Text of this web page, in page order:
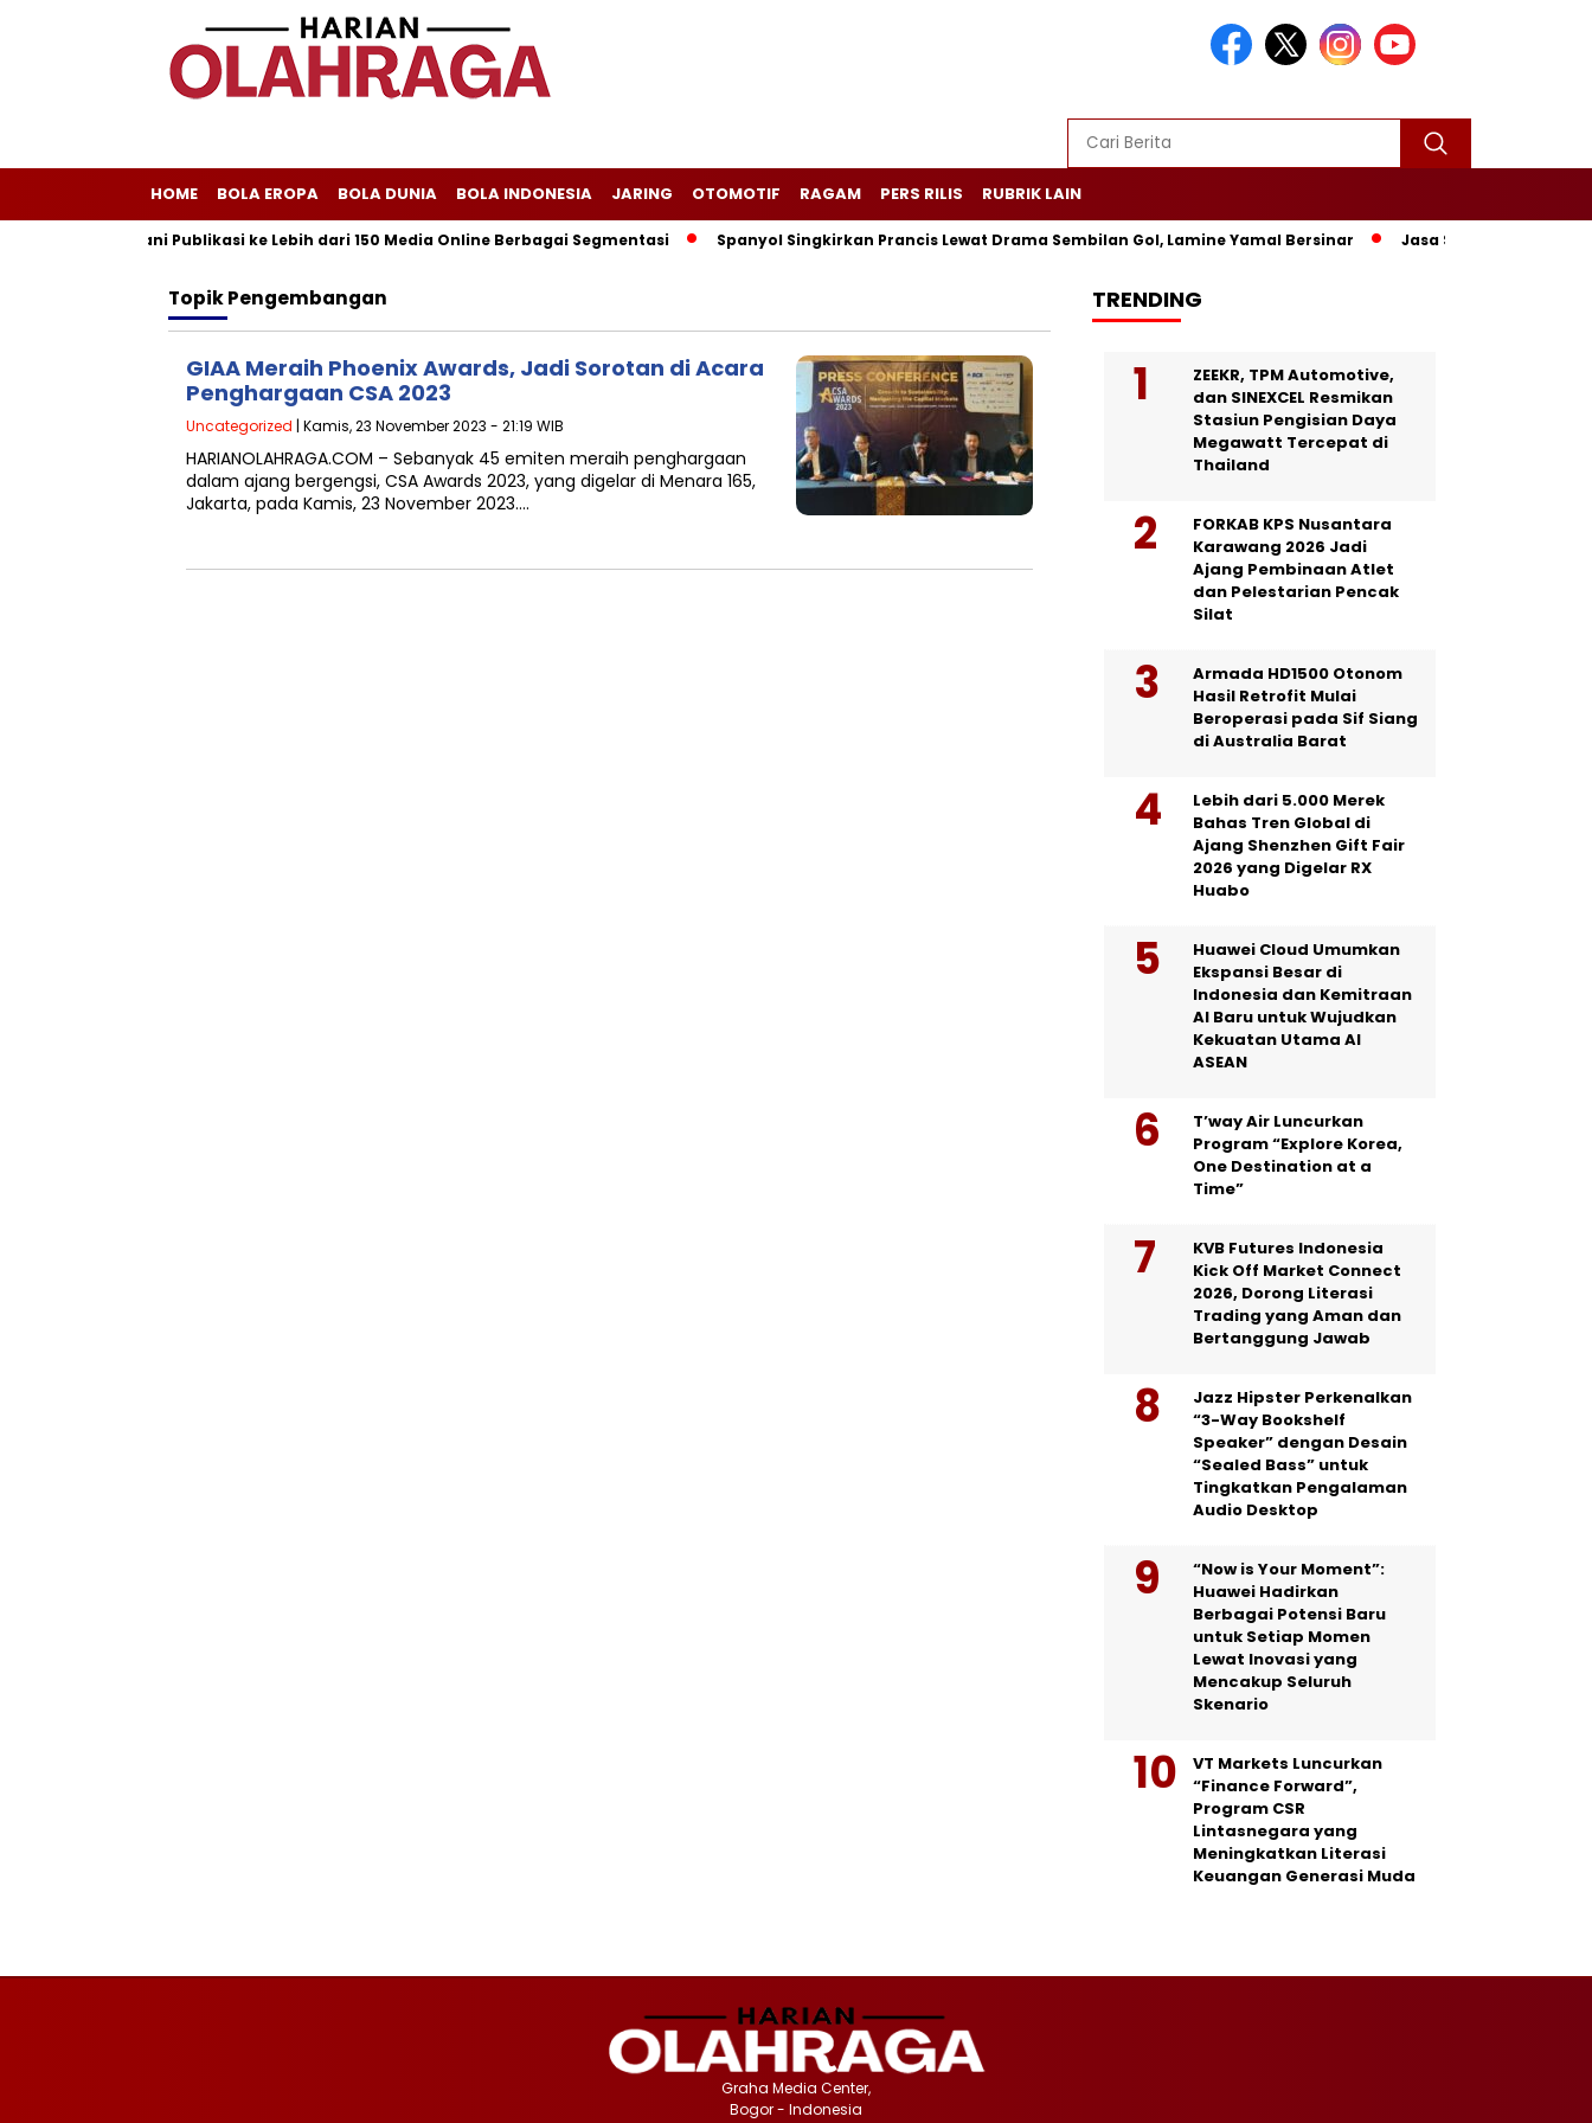
HOME BOLA EROPA BOLA DUNIA BOLA INDONESIA JARING OTOMOTIF RAGAM PERS RILIS RUBRIK LAIN
Melayani Publikasi ke Lebih dari 150 Media Online Berbagai Segmentasi Spanyol Singkirkan Prancis Lewat Drama Sembilan Gol, Lamine Yamal Bersinar Jasa Siaran Pers
TopikPengembangan
GIAA Meraih Phoenix Awards, Jadi Sorotan di Acara
Penghargaan CSA 2023
Uncategorized | Kamis, 23 November 2023 - 21:19 WIB
HARIANOLAHRAGA.COM – Sebanyak 45 emiten meraih penghargaan
dalam ajang bergengsi, CSA Awards 2023, yang digelar di Menara 165,
Jakarta, pada Kamis, 23 November 2023….
TRENDING
ZEEKR, TPM Automotive,
dan SINEXCEL Resmikan
Stasiun Pengisian Daya
Megawatt Tercepat di
Thailand
FORKAB KPS Nusantara
Karawang 2026 Jadi
Ajang Pembinaan Atlet
dan Pelestarian Pencak
Silat
Armada HD1500 Otonom
Hasil Retrofit Mulai
Beroperasi pada Sif Siang
di Australia Barat
Lebih dari 5.000 Merek
Bahas Tren Global di
Ajang Shenzhen Gift Fair
2026 yang Digelar RX
Huabo
Huawei Cloud Umumkan
Ekspansi Besar di
Indonesia dan Kemitraan
AI Baru untuk Wujudkan
Kekuatan Utama AI
ASEAN
T’way Air Luncurkan
Program “Explore Korea,
One Destination at a
Time”
KVB Futures Indonesia
Kick Off Market Connect
2026, Dorong Literasi
Trading yang Aman dan
Bertanggung Jawab
Jazz Hipster Perkenalkan
“3-Way Bookshelf
Speaker” dengan Desain
“Sealed Bass” untuk
Tingkatkan Pengalaman
Audio Desktop
“Now is Your Moment”:
Huawei Hadirkan
Berbagai Potensi Baru
untuk Setiap Momen
Lewat Inovasi yang
Mencakup Seluruh
Skenario
VT Markets Luncurkan
“Finance Forward”,
Program CSR
Lintasnegara yang
Meningkatkan Literasi
Keuangan Generasi Muda
Graha Media Center,
Bogor - Indonesia